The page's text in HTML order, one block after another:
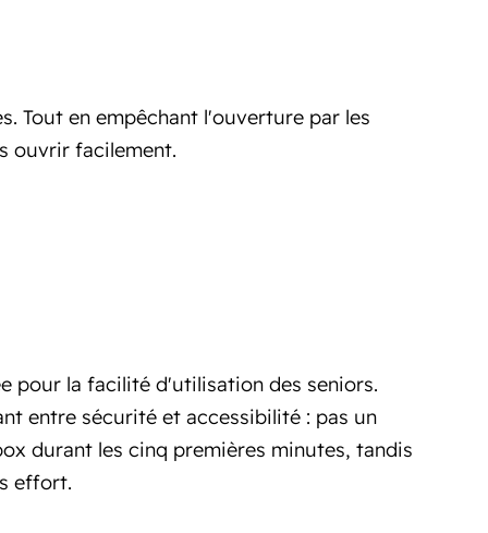
Tout en empêchant l'ouverture par les
ouvrir facilement.
pour la facilité d'utilisation des seniors.
entre sécurité et accessibilité : pas un
durant les cinq premières minutes, tandis
effort.